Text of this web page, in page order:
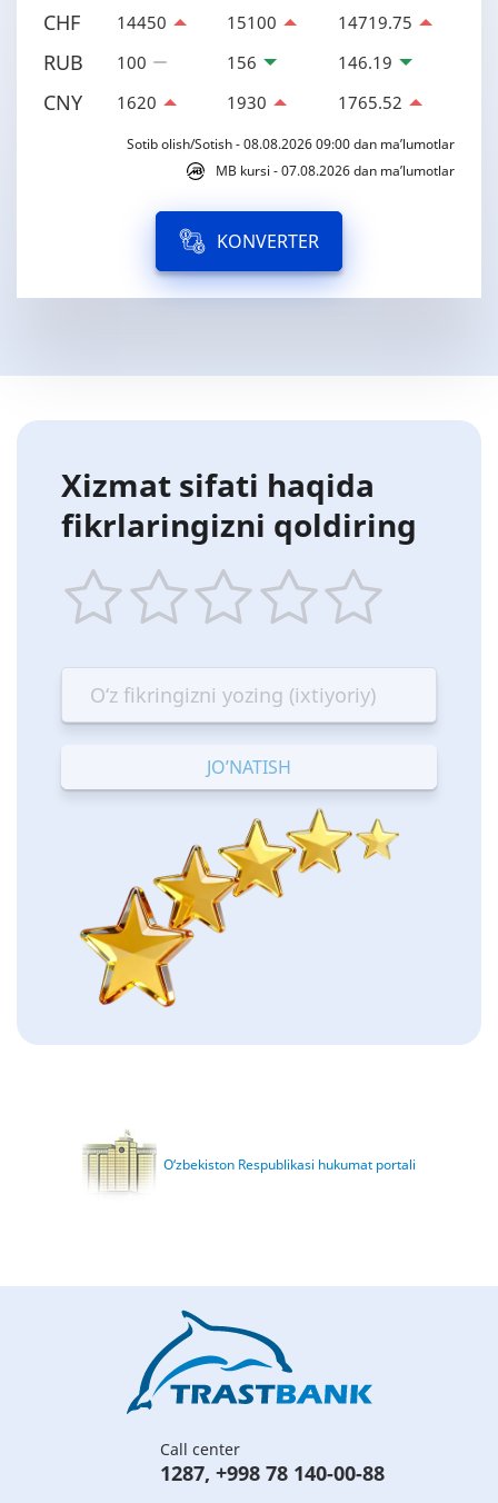
CHF 14450 15100 14719.75
RUB 100 156 146.19
CNY 1620 1930 1765.52
Sotib olish/Sotish - 08.08.2026 09:00 dan ma’lumotlar
MB kursi - 07.08.2026 dan ma’lumotlar
KONVERTER
Xizmat sifati haqida
fikrlaringizni qoldiring
star
Terrible
stars
—
Bad
stars
—
OK
stars
—
Good
stars
—
Excellent
O‘zbekiston Respublikasi hukumat portali
Call center
1287, +998 78 140-00-88